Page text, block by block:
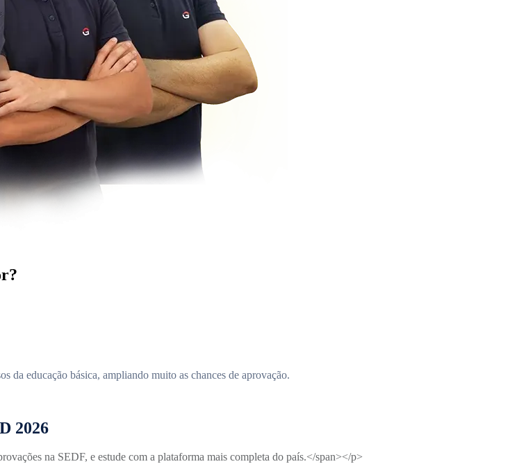
da educação básica, ampliando muito as chances de aprovação.
2026
na SEDF, e estude com a plataforma mais completa do país.</span></p>